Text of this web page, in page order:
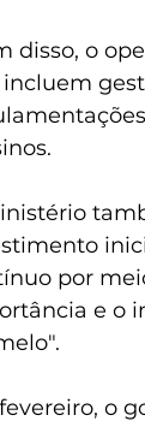
disso, o
por
e o
o